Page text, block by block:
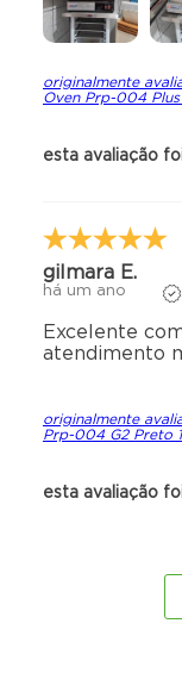
originalmente
Oven Prp-004
esta avaliação
gilmara E.
há um ano
Excelente
atendimento
originalmente
Prp-004 G2 Preto
esta avaliação